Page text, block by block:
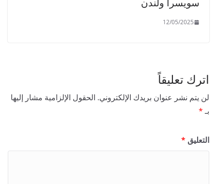
سويسرا ولندن
12/05/2025
اترك تعليقاً
لن يتم نشر عنوان بريدك الإلكتروني. الحقول الإلزامية مشار إليها
بـ*
التعليق *